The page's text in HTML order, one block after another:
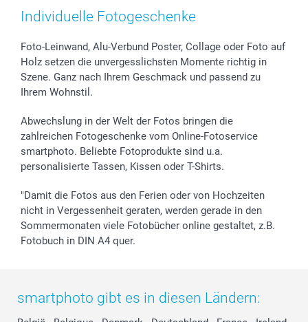
Individuelle Fotogeschenke
Foto-Leinwand, Alu-Verbund Poster, Collage oder Foto auf
Holz setzen die unvergesslichsten Momente richtig in
Szene. Ganz nach Ihrem Geschmack und passend zu
Ihrem Wohnstil.
Abwechslung in der Welt der Fotos bringen die
zahlreichen Fotogeschenke vom Online-Fotoservice
smartphoto. Beliebte Fotoprodukte sind u.a.
personalisierte Tassen, Kissen oder T-Shirts.
"Damit die Fotos aus den Ferien oder von Hochzeiten
nicht in Vergessenheit geraten, werden gerade in den
Sommermonaten viele Fotobücher online gestaltet, z.B.
Fotobuch in DIN A4 quer.
smartphoto gibt es in diesen Ländern: